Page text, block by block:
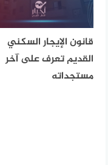
قانون الإيجار السكني
القديم تعرف على آخر
مستجداته